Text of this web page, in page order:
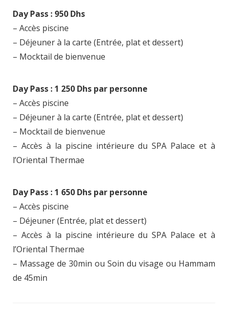
Day Pass : 950 Dhs
– Accès piscine
– Déjeuner à la carte (Entrée, plat et dessert)
– Mocktail de bienvenue
Day Pass : 1 250 Dhs par personne
– Accès piscine
– Déjeuner à la carte (Entrée, plat et dessert)
– Mocktail de bienvenue
– Accès à la piscine intérieure du SPA Palace et à
l’Oriental Thermae
Day Pass : 1 650 Dhs par personne
– Accès piscine
– Déjeuner (Entrée, plat et dessert)
– Accès à la piscine intérieure du SPA Palace et à
l’Oriental Thermae
– Massage de 30min ou Soin du visage ou Hammam
de 45min